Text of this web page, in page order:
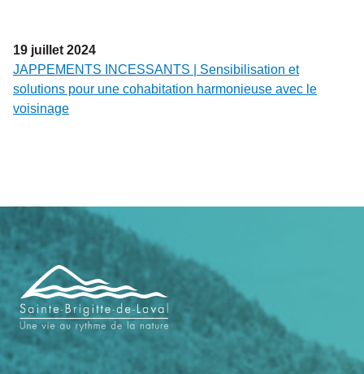
19 juillet 2024
JAPPEMENTS INCESSANTS | Sensibilisation et
solutions pour une cohabitation harmonieuse avec le
voisinage
Navigation
de
pied
de
page